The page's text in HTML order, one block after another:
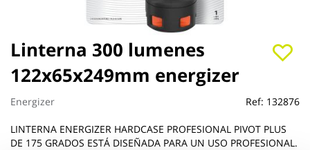
Linterna 300 lumenes
122x65x249mm energizer
Energizer Ref: 132876
LINTERNA ENERGIZER HARDCASE PROFESIONAL PIVOT PLUS
DE 175 GRADOS ESTÁ DISEÑADA PARA UN USO PROFESIONAL.
Saltar
al
comienzo
de
la
galería
de
imágenes